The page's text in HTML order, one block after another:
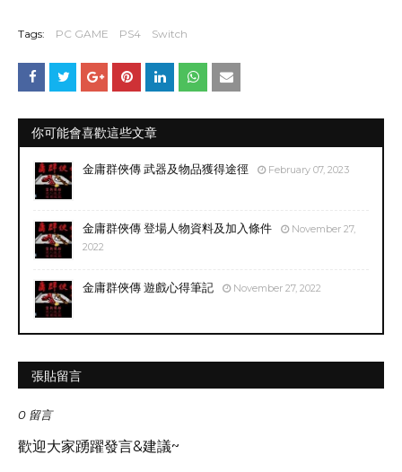
Tags: PC GAME PS4 Switch
你可能會喜歡這些文章
金庸群俠傳 武器及物品獲得途徑 February 07, 2023
金庸群俠傳 登場人物資料及加入條件
November 27,
2022
金庸群俠傳 遊戲心得筆記 November 27, 2022
張貼留言
0 留言
歡迎大家踴躍發言&建議~